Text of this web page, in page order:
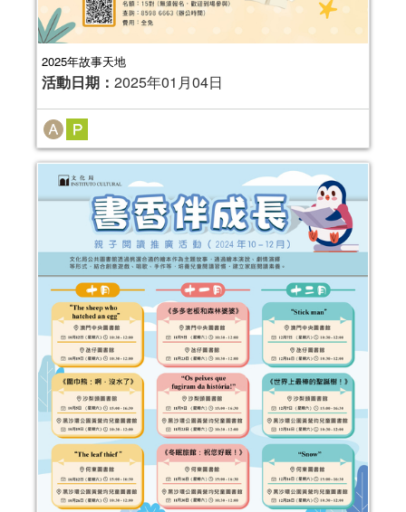
2025年故事天地
活動日期： 2025年01月04日